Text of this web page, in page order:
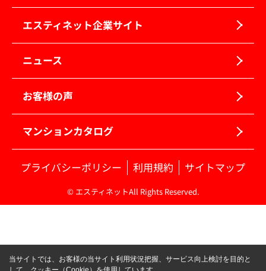
エスティネット企業サイト
ニュース
お客様の声
マンションカタログ
プライバシーポリシー 利用規約 サイトマップ
© エスティネットAll Rights Reserved.
当サイトでは、お客様の当サイト利用状況把握、サービス向上検討を目的と